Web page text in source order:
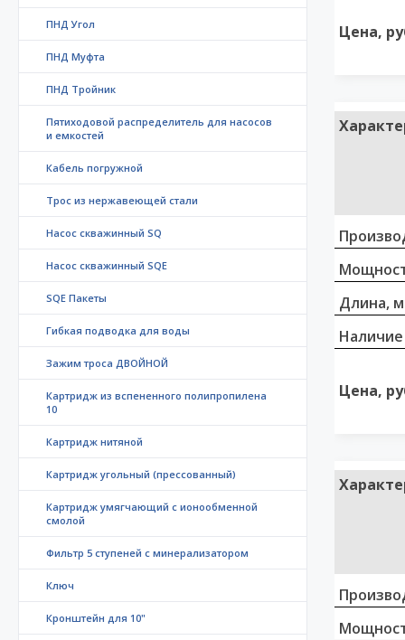
ПНД Угол
ПНД Муфта
ПНД Тройник
Пятиходовой распределитель для насосов
и емкостей
Кабель погружной
Трос из нержавеющей стали
Насос скважинный SQ
Насос скважинный SQE
SQE Пакеты
Гибкая подводка для воды
Зажим троса ДВОЙНОЙ
Картридж из вспененного полипропилена
10
Картридж нитяной
Картридж угольный (прессованный)
Картридж умягчающий с ионообменной
смолой
Фильтр 5 ступеней с минерализатором
Ключ
Кронштейн для 10"
Цена,
Длина,
Наличие
Цена,